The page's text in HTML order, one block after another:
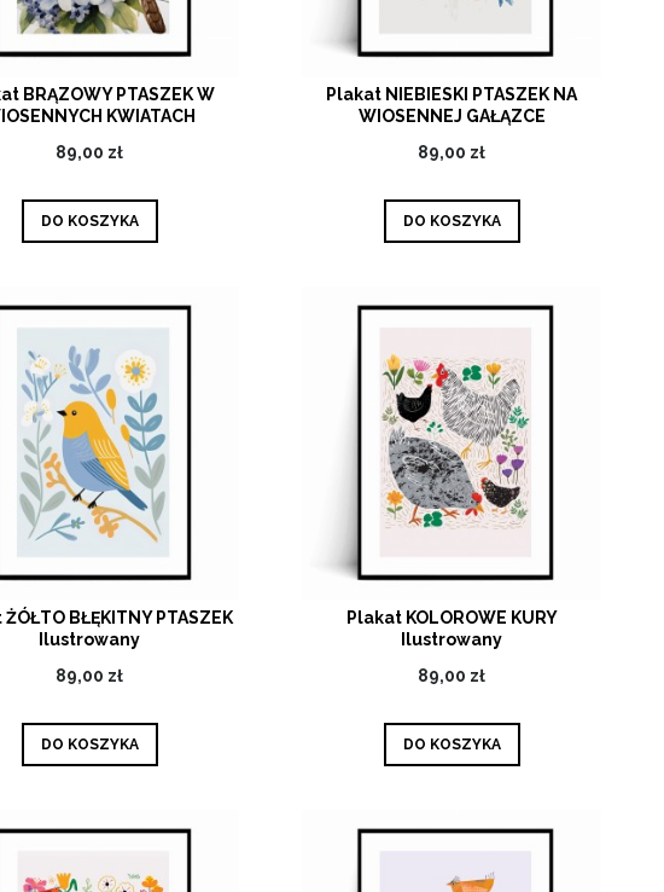
BRĄZOWY PTASZEK W
KWIATACH
89,00 zł
DO KOSZYKA
Plakat NIEBIESKI PTASZEK NA
WIOSENNEJ GAŁĄZCE
89,00 zł
DO KOSZYKA
BŁĘKITNY PTASZEK
Ilustrowany
89,00 zł
DO KOSZYKA
Plakat KOLOROWE KURY
Ilustrowany
89,00 zł
DO KOSZYKA